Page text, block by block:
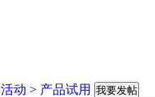
动 > 产品试用 我要发帖